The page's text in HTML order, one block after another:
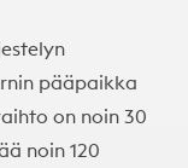
pääpaikka
on noin 30
noin 120